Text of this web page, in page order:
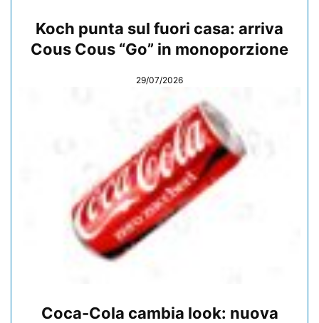
Koch punta sul fuori casa: arriva
Cous Cous “Go” in monoporzione
29/07/2026
Coca-Cola cambia look: nuova